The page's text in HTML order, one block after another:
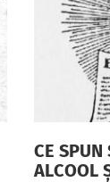
CE SPUN
ALCOOL